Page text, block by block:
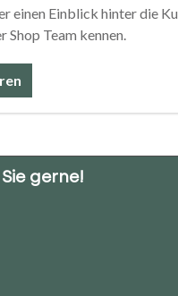
einen Einblick hinter die
Shop Team kennen.
gerne!